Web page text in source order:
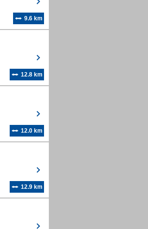
9.6 km
12.8 km
12.0 km
12.9 km